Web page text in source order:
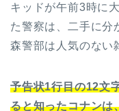
キッドが午前3時に
た警察は、二手に分
森警部は人気のない
予告状1行目の12文
ると知ったコナンは